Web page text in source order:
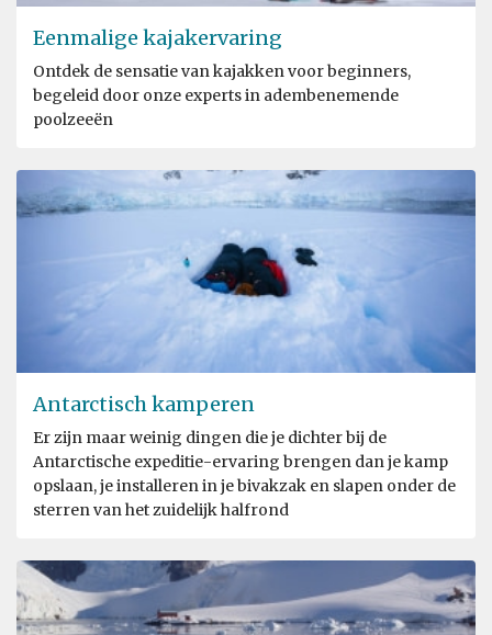
Eenmalige kajakervaring
Ontdek de sensatie van kajakken voor beginners,
begeleid door onze experts in adembenemende
poolzeeën
Antarctisch kamperen
Er zijn maar weinig dingen die je dichter bij de
Antarctische expeditie-ervaring brengen dan je kamp
opslaan, je installeren in je bivakzak en slapen onder de
sterren van het zuidelijk halfrond